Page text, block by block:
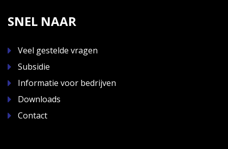
SNEL NAAR
Veel gestelde vragen
Subsidie
Informatie voor bedrijven
Downloads
Contact